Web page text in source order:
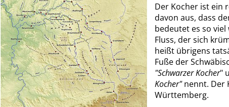
Der Kocher ist ein
davon aus, dass
bedeutet es so
Fluss, der sich
heißt übrigens
Fuße der
"Schwarzer Kocher"
Kocher"nennt. Der
Württemberg.